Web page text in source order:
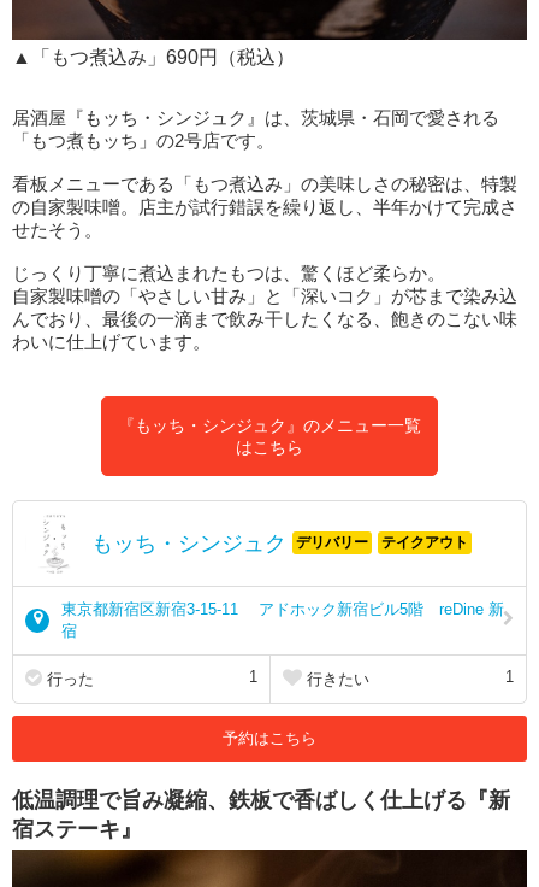
▲「もつ煮込み」690円（税込）
居酒屋『もッち・シンジュク』は、茨城県・石岡で愛される
「もつ煮もッち」の2号店です。
看板メニューである「もつ煮込み」の美味しさの秘密は、特製
の自家製味噌。店主が試行錯誤を繰り返し、半年かけて完成さ
せたそう。
じっくり丁寧に煮込まれたもつは、驚くほど柔らか。
自家製味噌の「やさしい甘み」と「深いコク」が芯まで染み込
んでおり、最後の一滴まで飲み干したくなる、飽きのこない味
わいに仕上げています。
『もッち・シンジュク』のメニュー一覧
はこちら
もッち・シンジュク デリバリー テイクアウト
東京都新宿区新宿3-15-11 アドホック新宿ビル5階 reDine 新
宿
行った 1 行きたい 1
予約はこちら
低温調理で旨み凝縮、鉄板で香ばしく仕上げる『新
宿ステーキ』